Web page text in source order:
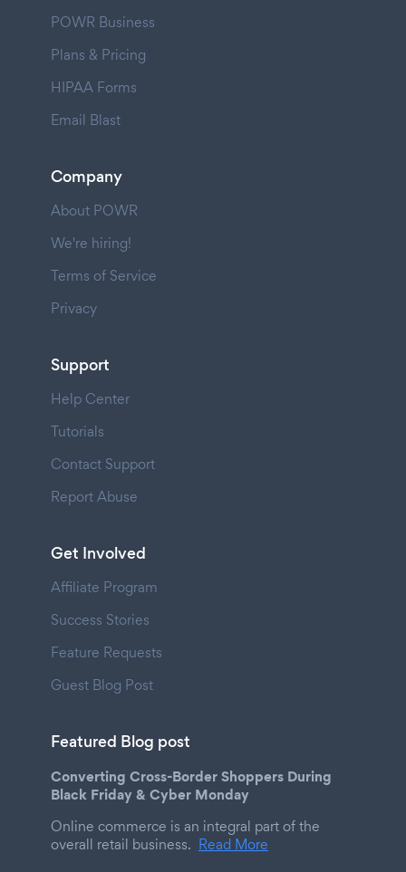
POWR Business
Plans & Pricing
HIPAA Forms
Email Blast
Company
About POWR
We're hiring!
Terms of Service
Privacy
Support
Help Center
Tutorials
Contact Support
Report Abuse
Get Involved
Affiliate Program
Success Stories
Feature Requests
Guest Blog Post
Featured Blog post
Converting Cross-Border Shoppers During
Black Friday & Cyber Monday
Online commerce is an integral part of the
overall retail business. Read More